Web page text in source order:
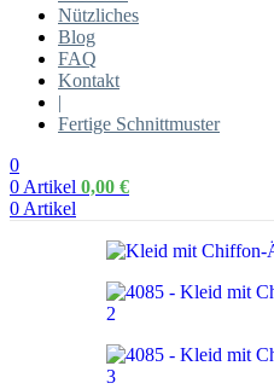
Nützliches
Blog
FAQ
Kontakt
|
Fertige Schnittmuster
0
0 Artikel 0,00 €
0 Artikel